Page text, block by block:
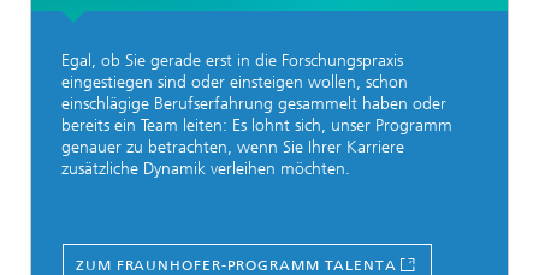
Egal, ob Sie gerade erst in die Forschungspraxis
eingestiegen sind oder einsteigen wollen, schon
einschlägige Berufserfahrung gesammelt haben oder
bereits ein Team leiten: Es lohnt sich, unser Programm
genauer zu betrachten, wenn Sie Ihrer Karriere
zusätzliche Dynamik verleihen möchten.
ZUM FRAUNHOFER-PROGRAMM TALENTA